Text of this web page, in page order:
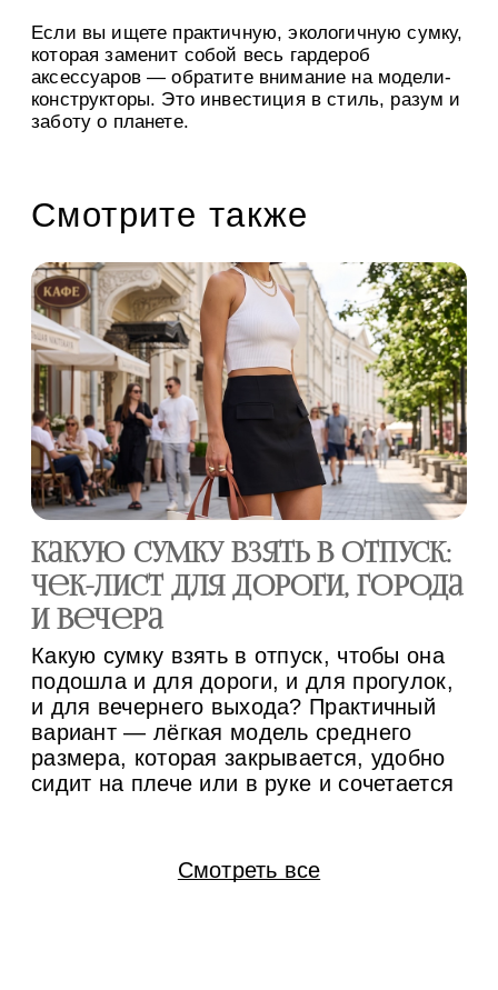
Если вы ищете практичную, экологичную сумку,
которая заменит собой весь гардероб
аксессуаров — обратите внимание на модели-
конструкторы. Это инвестиция в стиль, разум и
заботу о планете.
Смотрите также
Какую сумку взять в отпуск:
чек-лист для дороги, города
и вечера
Какую сумку взять в отпуск, чтобы она
подошла и для дороги, и для прогулок,
и для вечернего выхода? Практичный
вариант — лёгкая модель среднего
размера, которая закрывается, удобно
сидит на плече или в руке и сочетается
ручки и внутренний вкладыш, одну
основу проще адаптировать под разные
Смотреть все